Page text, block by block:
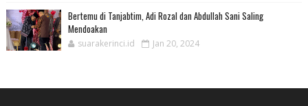
Bertemu di Tanjabtim, Adi Rozal dan Abdullah Sani Saling
Mendoakan
suarakerinci.id Jan 20, 2024